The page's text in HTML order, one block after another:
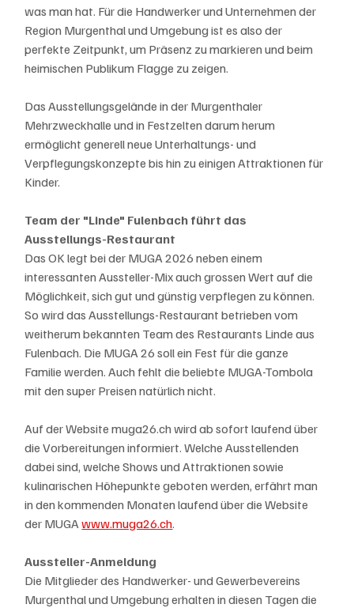
was man hat. Für die Handwerker und Unternehmen der
Region Murgenthal und Umgebung ist es also der
perfekte Zeitpunkt, um Präsenz zu markieren und beim
heimischen Publikum Flagge zu zeigen.
Das Ausstellungsgelände in der Murgenthaler
Mehrzweckhalle und in Festzelten darum herum
ermöglicht generell neue Unterhaltungs- und
Verpflegungskonzepte bis hin zu einigen Attraktionen für
Kinder.
Team der "Linde" Fulenbach führt das
Ausstellungs-Restaurant
Das OK legt bei der MUGA 2026 neben einem
interessanten Aussteller-Mix auch grossen Wert auf die
Möglichkeit, sich gut und günstig verpflegen zu können.
So wird das Ausstellungs-Restaurant betrieben vom
weitherum bekannten Team des Restaurants Linde aus
Fulenbach. Die MUGA 26 soll ein Fest für die ganze
Familie werden. Auch fehlt die beliebte MUGA-Tombola
mit den super Preisen natürlich nicht.
Auf der Website muga26.ch wird ab sofort laufend über
die Vorbereitungen informiert. Welche Ausstellenden
dabei sind, welche Shows und Attraktionen sowie
kulinarischen Höhepunkte geboten werden, erfährt man
in den kommenden Monaten laufend über die Website
der MUGA www.muga26.ch.
Aussteller-Anmeldung
Die Mitglieder des Handwerker- und Gewerbevereins
Murgenthal und Umgebung erhalten in diesen Tagen die